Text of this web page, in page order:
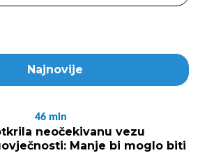
Najnovije
46 min
neočekivanu vezu
Manje bi moglo biti